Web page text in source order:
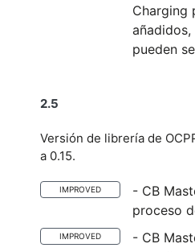
Charging
pueden
2.5
Versión de librería de
a 0.15.
IMPROVED
- CB
proceso
IMPROVED
- CB